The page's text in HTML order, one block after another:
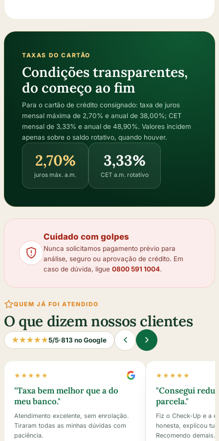
TAXAS DO CARTÃO
Condições transparentes,
do começo ao fim
Para o cartão de crédito consignado: taxa de juros
mensal máxima de 2,70% e anual de 38,00%; CET
mensal de 3,33% e anual de 48,90%. Valores incidem
apenas sobre o saldo rotativo, quando houver.
2,70%
juros máx. a.m.
3,33%
CET a.m. rotativo
Cuidado com golpes
Nunca solicitamos pagamento prévio para
análise, seguro ou aprovação de crédito. Em
caso de dúvida, ligue 0800 591 1004.
QUEM JÁ FOI ATENDIDO
O que dizem nossos clientes
★★★★★5/5·813 no Google
★★★★★
"Taxa bem melhor que a do
meu banco."
Atendimento excelente, sem enrolação.
Tiraram todas as minhas dúvidas com
paciência.
★★★★★
"Consegui
parcela."
Fiz o Check-Up e a
honesta, explicou
Recomendo demais.